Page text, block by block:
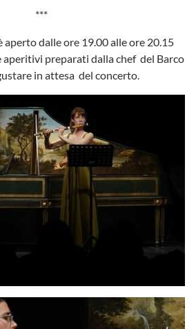
***
aperto dalle ore 19.00 alle ore 20.15
aperitivi preparati dalla chef del Barco
in attesa del concerto.